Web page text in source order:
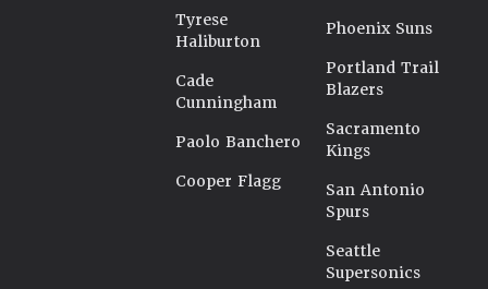
Tyrese
Haliburton
Cade
Cunningham
Paolo Banchero
Cooper Flagg
Phoenix Suns
Portland Trail
Blazers
Sacramento
Kings
San Antonio
Spurs
Seattle
Supersonics